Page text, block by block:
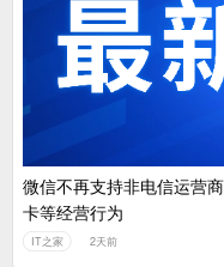
微信不再支持非电信运营
卡等经营行为
IT之家 2天前